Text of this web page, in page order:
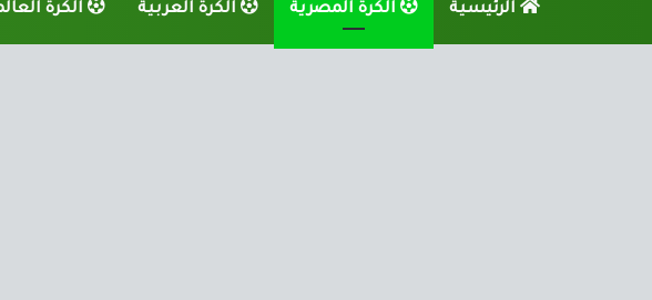
الرئيسية الكرة المصرية الكرة العربية الكرة